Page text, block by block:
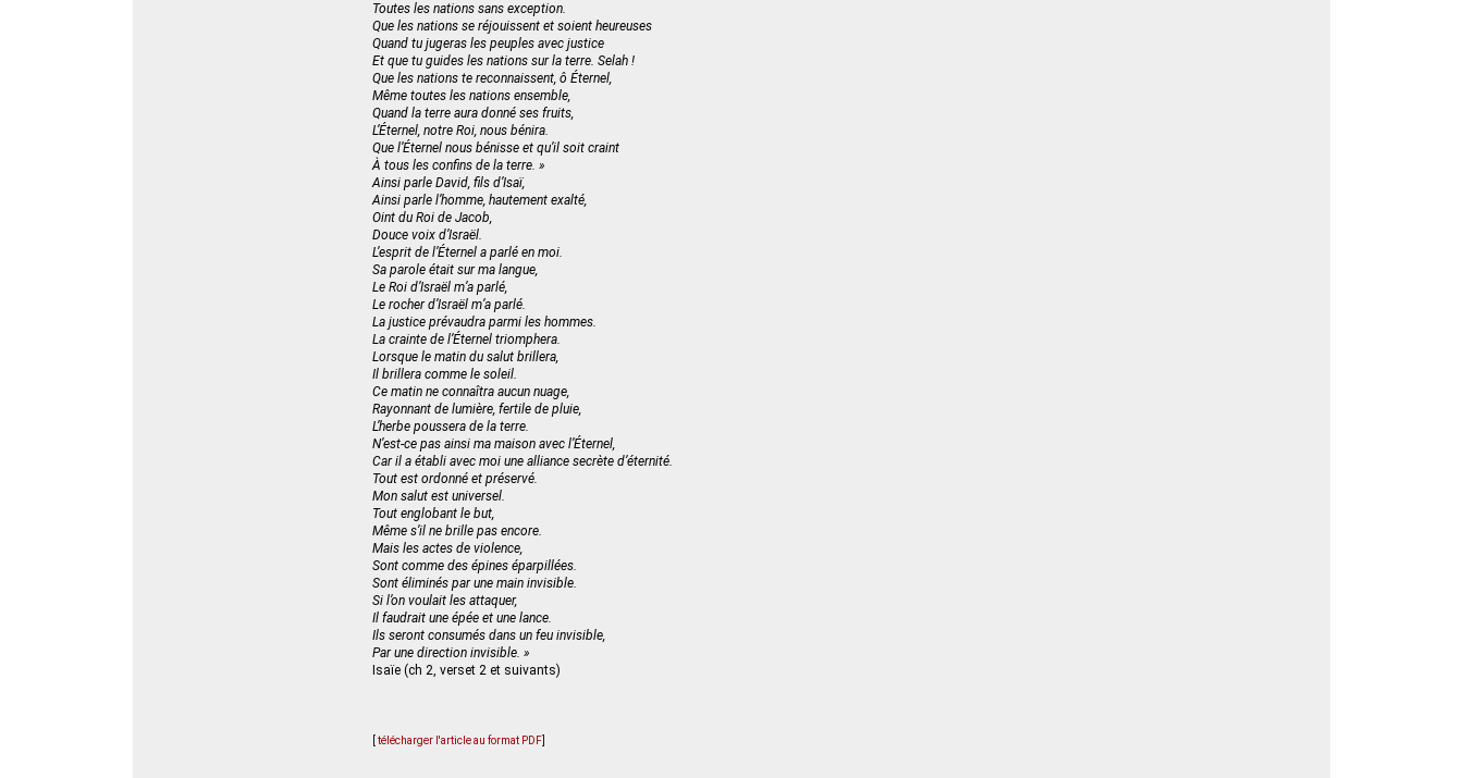
Toutes les nations sans exception.
Que les nations se réjouissent et soient heureuses
Quand tu jugeras les peuples avec justice
Et que tu guides les nations sur la terre. Selah !
Que les nations te reconnaissent, ô Éternel,
Même toutes les nations ensemble,
Quand la terre aura donné ses fruits,
L’Éternel, notre Roi, nous bénira.
Que l’Éternel nous bénisse et qu’il soit craint
À tous les confins de la terre. »
Ainsi parle David, fils d’Isaï,
Ainsi parle l’homme, hautement exalté,
Oint du Roi de Jacob,
Douce voix d’Israël.
L’esprit de l’Éternel a parlé en moi.
Sa parole était sur ma langue,
Le Roi d’Israël m’a parlé,
Le rocher d’Israël m’a parlé.
La justice prévaudra parmi les hommes.
La crainte de l’Éternel triomphera.
Lorsque le matin du salut brillera,
Il brillera comme le soleil.
Ce matin ne connaîtra aucun nuage,
Rayonnant de lumière, fertile de pluie,
L’herbe poussera de la terre.
N’est-ce pas ainsi ma maison avec l’Éternel,
Car il a établi avec moi une alliance secrète d’éternité.
Tout est ordonné et préservé.
Mon salut est universel.
Tout englobant le but,
Même s’il ne brille pas encore.
Mais les actes de violence,
Sont comme des épines éparpillées.
Sont éliminés par une main invisible.
Si l’on voulait les attaquer,
Il faudrait une épée et une lance.
Ils seront consumés dans un feu invisible,
Par une direction invisible. »
Isaïe (ch 2, verset 2 et suivants)
télécharger l'article au format PDF